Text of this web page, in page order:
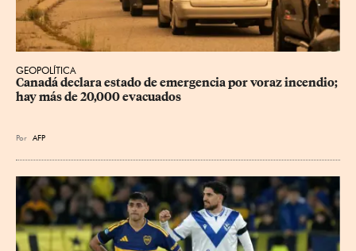
GEOPOLÍTICA
Canadá declara estado de emergencia por voraz incendio;
hay más de 20,000 evacuados
Por AFP